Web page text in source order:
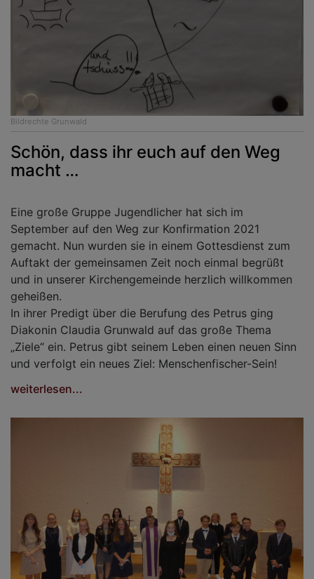
Bildrechte Grunwald
Schön, dass ihr euch auf den Weg
macht …
Eine große Gruppe Jugendlicher hat sich im
September auf den Weg zur Konfirmation 2021
gemacht. Nun wurden sie in einem Gottesdienst zum
Auftakt der gemeinsamen Zeit noch einmal begrüßt
und in unserer Kirchengemeinde herzlich willkommen
geheißen.
In ihrer Predigt über die Berufung des Petrus ging
Diakonin Claudia Grunwald auf das große Thema
„Ziele“ ein. Petrus gibt seinem Leben einen neuen Sinn
und verfolgt ein neues Ziel: Menschenfischer-Sein!
weiterlesen...